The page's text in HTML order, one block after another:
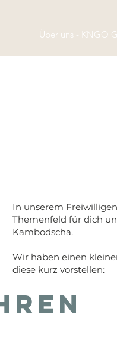
Über uns - KNGO
In unserem
Themenfeld für dich
Kambodscha.
Wir haben einen
diese kurz vorstellen: